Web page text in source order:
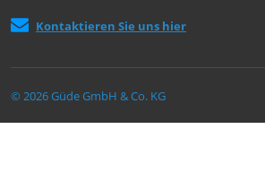
Kontaktieren Sie uns hier
© 2026 Güde GmbH & Co. KG